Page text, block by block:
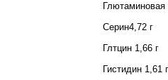
Глютаминовая
Серин4,72 г
Глтцин 1,66 г
Гистидин 1,61 г